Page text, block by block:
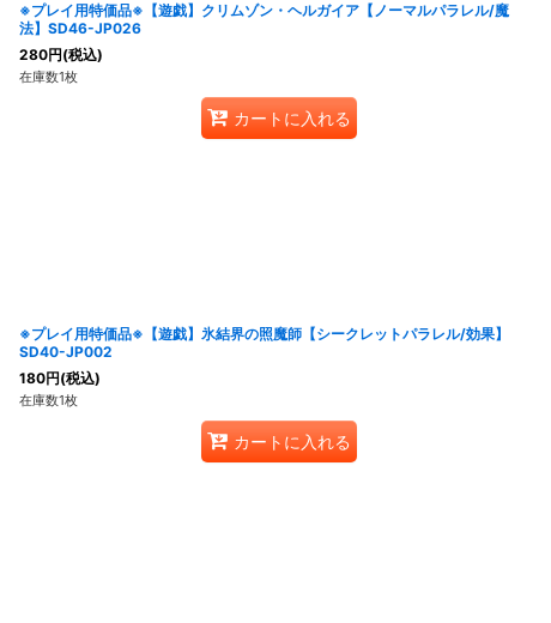
※プレイ用特価品※【遊戯】クリムゾン・ヘルガイア【ノーマルパラレル/魔
法】SD46-JP026
280円(税込)
在庫数1枚
カートに入れる
※プレイ用特価品※【遊戯】氷結界の照魔師【シークレットパラレル/効果】
SD40-JP002
180円(税込)
在庫数1枚
カートに入れる